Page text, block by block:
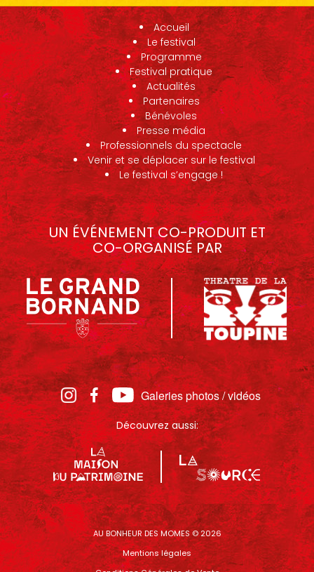
Accueil
Le festival
Programme
Festival pratique
Actualités
Partenaires
Bénévoles
Presse média
Professionnels du spectacle
Venir et se déplacer sur le festival
Le festival s’engage !
UN ÉVÉNEMENT CO-PRODUIT ET
CO-ORGANISÉ PAR
Galeries photos / vidéos
Découvrez aussi:
AU BONHEUR DES MOMES © 2026
Mentions légales